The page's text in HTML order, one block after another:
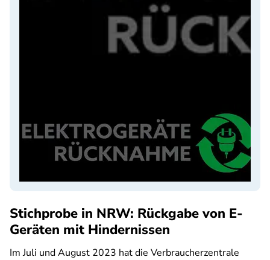
Stichprobe in NRW: Rückgabe von E-
Geräten mit Hindernissen
Im Juli und August 2023 hat die Verbraucherzentrale